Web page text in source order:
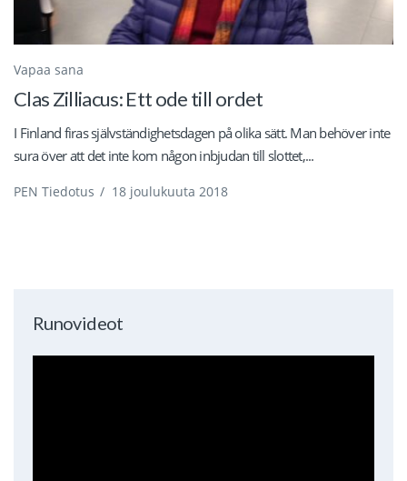
Vapaa sana
Clas Zilliacus: Ett ode till ordet
I Finland firas självständighetsdagen på olika sätt. Man behöver inte
sura över att det inte kom någon inbjudan till slottet,...
PEN Tiedotus / 18 joulukuuta 2018
Runovideot